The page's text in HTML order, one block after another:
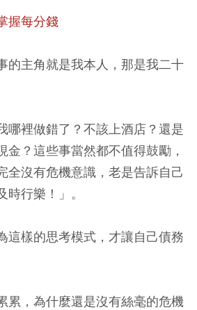
握每分錢
的主角就是我本人，那是我二十
哪裡做錯了？不該上酒店？還是
金？這些事當然都不值得鼓勵，
全沒有危機意識，老是告訴自己
時行樂！」。
這樣的思考模式，才讓自己債務
累，為什麼還是沒有絲毫的危機